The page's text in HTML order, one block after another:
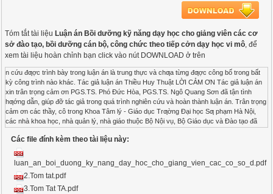
Tóm tắt tài liệu Luận án Bồi dưỡng kỹ năng dạy học cho giảng viên các cơ
sở đào tạo, bồi dưỡng cán bộ, công chức theo tiếp cởn dạy học vi mô, để
xem tài liệu hoàn chỉnh bạn click vào nút DOWNLOAD ở trên
n cứu đƣợc trình bày trong luận án là trung thực và chƣa từng đƣợc công bố trong bất kỳ công trình nào khác. Tác giả luận án Thiều Huy Thuật LỜI CẢM ƠN Tác giả luận án xin trân trọng cảm ơn PGS.TS. Phó Đức Hòa, PGS.TS. Ngô Quang Sơn đã tận tình hƣớng dẫn, giúp đỡ tác giả trong quá trình nghiên cứu và hoàn thành luận án. Trân trọng cảm ơn các thầy, cô trong Khoa Tâm lý - Giáo dục Trƣờng Đại học Sƣ phạm Hà Nội, các nhà khoa học, nhà quản lý, nhà giáo thuộc Bộ Nội vụ, Bộ Giáo dục và Đào tạo đã quan tâm tạo các điều kiện tốt nhất cho tác giả luận án đƣợc học tập, nghiên cứu và bảo vệ luận án. Trân trọng cảm ơn Trƣờng đào tạo, bồi dƣỡng các bộ, ngành, Trƣờng chính trị các tỉnh Thành phố, đặc biệt là Trƣờng Đào tạo, bồi dƣỡng cán bộ, công chức Bộ Nội vụ, Trƣờng cán bộ quản lý khoa học và công nghệ, Trƣờng Chính trị Nguyễn Văn Linh, các nhà quản lý, các chuyên gia, các giảng viên trong và ngoài ngành đã nhiệt tình ủng hộ, giúp đỡ tạo điều kiện và góp phần không nhỏ cho tác giả hoàn thành luận án. Một lần nữa xin trân trọng cảm ơn. Tác giả luận án Thiều Huy Thuật DANH MỤC CÁC CHỮ VIẾT TẮT GV: Giảng viên HV: Học viên PPDH: Phƣơng pháp dạy học KNDH: Kỹ năng dạy học TW: Trung ƣơng DH: Dạy học ĐTBD: Đào tạo, bồi dƣỡng CBCC: Cán bộ, công chức CĐ: Cao đẳng ĐH: Đại học PP Phƣơng pháp BD Bồi dƣỡng MB Miền Bắc MT Miền Trung MN Miền Nam TB Trung bình GD Giáo dục ĐT Đào tạo MỤC LỤC Trang MỞ ĐẦU .......................................................................................................... 1 1. Tính cấp thiết của đề tài ................................................................................ 1 2. Mục đích nghiên cứu ..................................................................................... 3 3. Khách thể và đối tƣợng nghiên cứu .............................................................. 3 4. Giả thuyết khoa học ...................................................................................... 3 5. Nhiệm vụ nghiên cứu .................................................................................... 4 6. Phạm vi nghiên cứu ....................................................................................... 4 7. Phƣơng pháp luận và phƣơng pháp nghiên cứu ............................................ 4 8. Những luận điểm bảo vệ ............................................................................... 7 9. Đóng góp của luận án .................................................................................... 7 10. Cấu trúc của luận án .................................................................................... 8 CHƢƠNG 1. CƠ SỞ LÝ LUẬN CỦA BỒI DƢỠNG KỸ NĂNG DẠY HỌC CHO GIẢNG VIÊN CÁC CƠ SỞ ĐÀO TẠO, BỒI DƢỠNG CÁN BỘ, CÔNG CHỨC THEO TIẾP CẬN DẠY HỌC VI MÔ .............. 9 .................................................................... 9 1.1.1. Những nghiên cứu về kỹ năng dạy học và bồi dưỡng kỹ năng dạy học ...... 9 1.1.2. Những nghiên cứu về bồi dưỡng kỹ năng dạy học cho giảng viên theo tiếp cận dạy học vi mô ............................................................................. 11 1.2. Các khái niệm cơ bản ............................................................................... 15 1.2.1. Kỹ năng và kỹ năng dạy học ................................................................. 15 1.2.2. Bồi dưỡng kỹ năng dạy học ................................................................... 20 1.2.3. Tiếp cận dạy học vi mô.......................................................................... 21 .............................................. 31 ....................... 31 1.3.2. Hệ thống kỹ năng dạy học cơ bản ......................................................... 36 1.3.3. Hệ thống kỹ năng dạy học của giảng viên ............................................ 39 1.3.4. Hệ thống các kỹ năng dạy học cần bồi dưỡng cho giảng viên các cơ sở đào tạo, bồi dưỡng cán bộ, công chức ............................................................ 43 1.3.5. Những ưu điểm của bồi dưỡng kỹ năng dạy học cho giảng viên các cơ sở đào tạo, bồi dưỡng theo tiếp cận dạy học vi mô ............................. 51 Kết luận chƣơng 1 ........................................................................................... 53 CHƢƠNG 2. THỰC TRẠNG BỒI DƢỠNG KỸ NĂNG DẠY HỌC CHO GIẢNG VIÊN CÁC CƠ SỞ ĐÀO TẠO, BỒI DƢỠNG CÁN BỘ, CÔNG CHỨC THEO TIẾP CẬN DẠY HỌC VI MÔ ................................ 56 2.1. Vài nét về hệ thống các cơ sở đào tạo, bồi dƣỡng ................................... 56 2.1.1. Vị trí, vai trò, chức năng, nhiệm vụ của các trường đào tạo, bồi dưỡng ... 56 2.1.2. Đặc thù của loại hình trường đào tạo, bồi dưỡng ................................ 60 2.1.3. Đội ngũ giảng viên các trường đào tạo, bồi dưỡng .............................. 61 2.2. Tổ chức nghiên cứu thực trạng ................................................................ 67 2.2.1. Mục đích nghiên cứu thực trạng ........................................................... 67 2.2.2. Đối tượng nghiên cứu thực trạng .......................................................... 68 2.2.3. Nội dung nghiên cứu thực trạng ........................................................... 68 2.2.4. Phương pháp nghiên cứu thực trạng .................................................... 68 2.3. Kết quả nghiên cứu thực trạng ................................................................. 69 2.3.1. Thực trạng kỹ năng dạy học của giảng viên ......................................... 70 2.3.2. Thực trạng bồi dưỡng kỹ năng dạy học cho giảng viên........................ 75 2.3.3. Thực trạng bồi dưỡng kỹ năng dạy học cho giảng viên các cơ sở đào tạo, bồi dưỡng theo tiếp cận dạy học vi mô ............................................. 81 Kết luận chƣơng 2 ........................................................................................... 94 CHƢƠNG 3. THỰC NGHIỆM QUY TRÌNH BỒI DƢỠNG KỸ NĂNG DẠY HỌC CHO GIẢNG VIÊN CÁC CƠ SỞ ĐÀO TẠO, BỒI DƢỠNG CÁN BỘ, CÔNG CHỨC THEO TIẾP CẬN DẠY HỌC VI MÔ ................ 97 3.1. Quy trình bồi dƣỡng kỹ năng dạy học cho giảng viên các cơ sở đào tạo, bồi dƣỡng theo tiếp cận dạy học vi mô ........................................................... 97 3.1.1. Sự cần thiết và mục đích của việc xây dựng quy trình .......................... 97 3.1.2. Định hướng xây dựng quy trình ............................................................ 98 3.1.3. Nguyên tắc xây dựng quy trình ............................................................. 98 3.1.4. Quy trình bồi dưỡng kỹ năng dạy học cho giảng viên các cơ sở đào tạo, bồi dưỡng cán bộ, công chức theo tiếp cận dạy học vi mô ........................... 100 3.2. Thực nghiệm quy trình bồi dƣỡng kỹ năng dạy học cho giảng viên các cơ sở đào tạo, bồi dƣỡng cán bộ công chức theo tiếp cận dạy học vi mô ..... 112 3.2.1. Chuẩn bị thực nghiệm ......................................................................... 114 3.2.2. Nội dung và phương pháp tiến hành thực nghiệm .............................. 114 3.2.3. Tiến trình thực nghiệm ........................................................................ 115 Kết luận chƣơng 3 ......................................................................................... 146 KẾT LUẬN VÀ KHUYẾN NGHỊ ............................................................. 148 1. Kết luận ..................................................................................................... 148 2. Khuyến nghị .............................................................................................. 150 DANH MỤC CÁC CÔNG TRÌNH NGHIÊN CỨU CỦA TÁC GIẢ DANH MỤC CÁC TÀI LIỆU THAM KHẢO PHỤ LỤC DANH MỤC CÁC BẢNG Bảng 2.1 Tổng hợp ý kiến đánh giá về thực trạng kỹ năng dạy học của GV ..... 70 Bảng 2.2. Thực trạng nhận thức về tầm quan trọng của các kỹ năng dạy học của giảng viên ................................................................................ 73 Bảng 2.3. Nhận thức về tầm quan trọng của bồi dƣỡng KNDH cho giảng viên .. 75 Bảng 2.4. Thực trạng nhận thức về cách thức (con đƣờng) bồi dƣỡng kỹ năng dạy học cho giảng viên .................................................................. 77 Bảng 2.5 Thực trạng hiệu quả sử dụng các hình thức tổ chức bồi dƣỡng kỹ năng dạy học cho giảng viên .................................................... 79 Bảng 2.6. Kết quả điều tra nhận thức của giảng viên, cán bộ lãnh đạo quản lý ĐTBD về khái niệm và bản chất của DH vi mô. ........................... 82 Bảng 2.7. Tổng hợp kết quả điều tra nhận thức của giảng viên, cán bộ lãnh đạo, quản lý ĐTBD về mục đích việc sử dụng DH vi mô ............ 84 Bảng 2.8. Tổng hợp kết quả điều tra nhận thức của giảng viên, cán bộ lãnh đạo, quản lý ĐTBD về hiệu quả sử dụng dạy học vi mô ....... 86 Bảng 2.9. Tổng hợp kết quả điều tra về những khó khăn khi sử dụng DH vi mô trong bồi dƣỡng kỹ năng dạy học cho giảng viên ............... 88 Bảng o ... 116 Bảng 3.2. Tổng hợp khảo sát đầu vào tiết 1 ................................................. 116 Bảng 3.3. Tổng hợp các giá trị kiểm định ..................................................... 117 Bảng 3.4. Bảng điểm tiết 2 của hai lớp thực nghiệm và đối chứng đầu vào .... 118 Bảng 3.5. Tổng hợp các giá trị kiểm định ..................................................... 119 Bảng 3.6. Bảng điểm tiết 1 của hai lớp thực nghiệm và đối chứng đầu ra ... 124 Bảng 3.7. Bảng tổng hợp tiết 1 của hai lớp thực nghiệm và đối chứng đầu ra .... 124 Bảng 3.8. Tổng hợp các giá trị kiểm định ..................................................... 125 Bảng 3.9. Bảng tổng hợp kết quả đánh giá tiết 1 của hai nhóm TN và ĐC ..... 126 Bảng 3.10. Bảng điểm tiết 2 của hai lớp thực nghiệm và đối chứng đầu ra .... 126 Bảng 3.11. Bảng tổng hợp tiết 2 của hai lớp thực nghiệm và đối chứng đầu ra ... 126 Bảng 3.12. Tổng hợp các giá trị kiểm định ................................................... 127 Bảng 3.13. Bảng t
Các file đính kèm theo tài liệu này:
luan_an_boi_duong_ky_nang_day_hoc_cho_giang_vien_cac_co_so_d.pdf
2.Tom tat.pdf
3.Tom Tat TA.pdf